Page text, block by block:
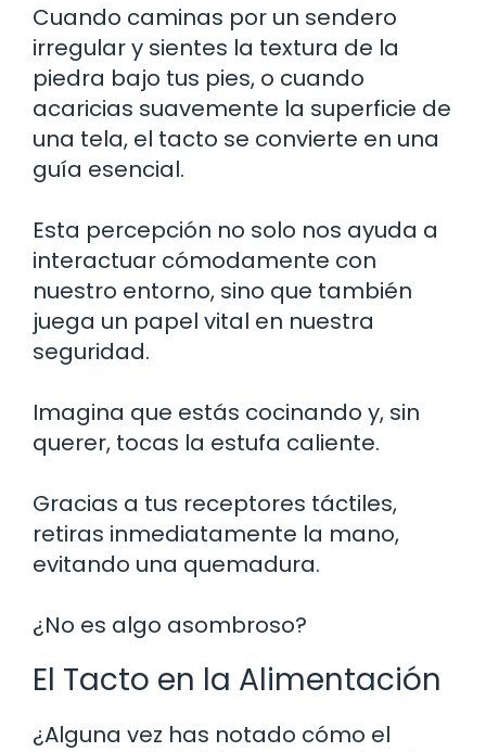
Cuando caminas por un sendero
irregular y sientes la textura de la
piedra bajo tus pies, o cuando
acaricias suavemente la superficie de
una tela, el tacto se convierte en una
guía esencial.
Esta percepción no solo nos ayuda a
interactuar cómodamente con
nuestro entorno, sino que también
juega un papel vital en nuestra
seguridad.
Imagina que estás cocinando y, sin
querer, tocas la estufa caliente.
Gracias a tus receptores táctiles,
retiras inmediatamente la mano,
evitando una quemadura.
¿No es algo asombroso?
El Tacto en la Alimentación
¿Alguna vez has notado cómo el